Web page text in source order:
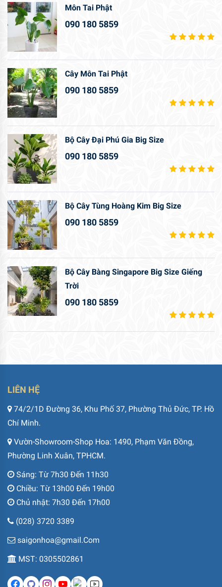
Môn Tai Phật
090 180 5859
Cây Môn Tai Phật
090 180 5859
Bộ Cây Đại Phú Gia Big Size
090 180 5859
Bộ Cây Tùng Hoàng Kim Big Size
090 180 5859
Bộ Cây Bàng Singapore Big Size Giếng
Trời
090 180 5859
LIÊN HỆ
74/2/1D Đường 36, Khu Phố 37, Phường Thủ Đức, TP. Hồ
Chí Minh.
Vườn-Showroom-Shop Hoa: 1490, Phạm Văn Đồng,
Phường Linh Xuân, TPHCM.
Sáng: Từ 7h30 Đến 11h30
Chiều: Từ 13h00 Đến 19h00
Chủ nhật: 7h30 Đến 17h00
(028) 3720 3389
saigonhoa@gmail.Com
MST: 0305502861